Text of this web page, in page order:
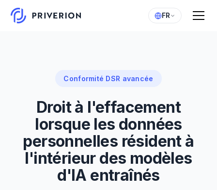
FR
Conformité DSR avancée
Droit à l'effacement
lorsque les données
personnelles résident à
l'intérieur des modèles
d'IA entraînés